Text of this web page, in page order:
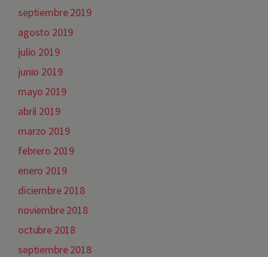
septiembre 2019
agosto 2019
julio 2019
junio 2019
mayo 2019
abril 2019
marzo 2019
febrero 2019
enero 2019
diciembre 2018
noviembre 2018
octubre 2018
septiembre 2018